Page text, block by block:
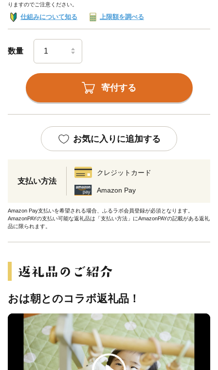
りますのでご注意ください。
仕組みについて知る 上限額を調べる
数量
寄付する
お気に入りに追加する
支払い方法
クレジットカード
Amazon Pay
Amazon Pay支払いを希望される場合、ふるラボ会員登録が必須となります。
AmazonPAYの支払い可能な返礼品は「支払い方法」にAmazonPAYの記載がある返礼
品に限られます。
おは朝とのコラボ返礼品！